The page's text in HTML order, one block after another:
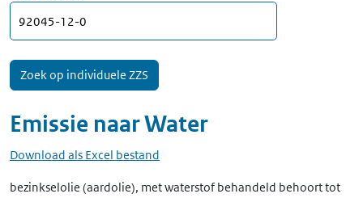
Emissie naarWater
Download als Excel bestand
bezinkselolie (aardolie), met waterstof behandeld behoort tot